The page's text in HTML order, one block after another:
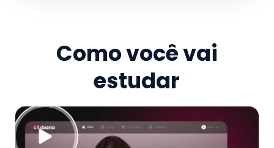
Como você vai
estudar